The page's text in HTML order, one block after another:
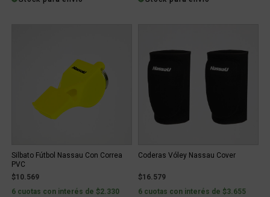
Silbato Fútbol Nassau Con Correa
PVC
$10.569
6 cuotas con interés de $2.330
Coderas Vóley Nassau Cover
$16.579
6 cuotas con interés de $3.655